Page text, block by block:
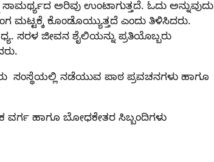
ಅರಿವು ಉಂಟಾಗುತ್ತದೆ. ಓದು ಅನ್ನುವುದು
ಮಟ್ಟಕ್ಕೆ ಕೊಂಡೊಯ್ಯುತ್ತದೆ ಎಂದು ತಿಳಿಸಿದರು.
ಸರಳ ಜೀವನ ಶೈಲಿಯನ್ನು ಪ್ರತಿಯೊಬ್ಬರು
ಸಂಸ್ಥೆಯಲ್ಲಿ ನಡೆಯುವ ಪಾಠ ಪ್ರವಚನಗಳು ಹಾಗೂ
ವರ್ಗ ಹಾಗೂ ಬೋಧಕೇತರ ಸಿಬ್ಬಂದಿಗಳು